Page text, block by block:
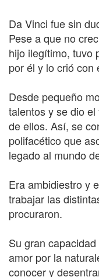
Da Vinci fue sin
Pese a que no
hijo ilegítimo, tuvo
por él y lo crió con
Desde pequeño
talentos y se dio
de ellos. Así, se
polifacético que
legado al mundo
Era ambidiestro y
trabajar las
procuraron.
Su gran
amor por la
conocer y